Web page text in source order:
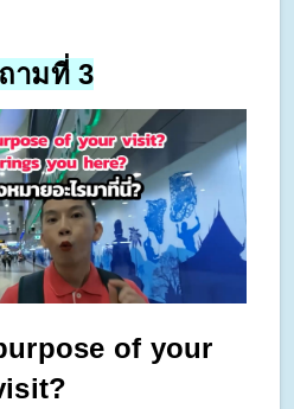
ามที่ 3
of your